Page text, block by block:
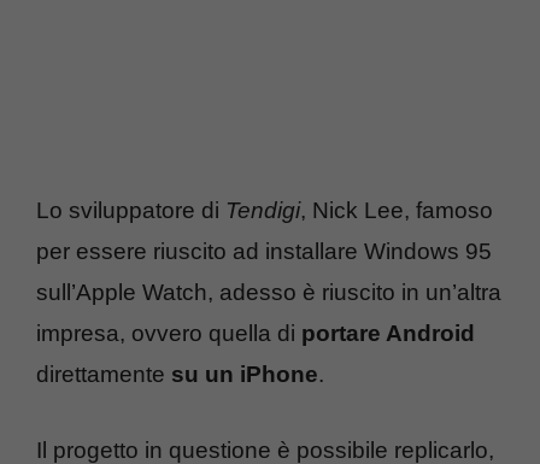
Lo sviluppatore di Tendigi, Nick Lee, famoso
per essere riuscito ad installare Windows 95
sull’Apple Watch, adesso è riuscito in un’altra
impresa, ovvero quella di portare Android
direttamente su un iPhone.
Il progetto in questione è possibile replicarlo,